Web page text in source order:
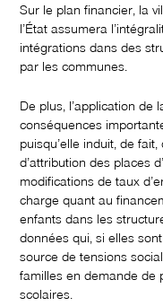
Sur le plan financier, la
l’État assumera
intégrations dans des
par les communes.
De plus, l’application de
conséquences
puisqu’elle induit, de
d’attribution des places
modifications de taux
charge quant au
enfants dans les
données qui, si elles
source de tensions
familles en demande de
scolaires.